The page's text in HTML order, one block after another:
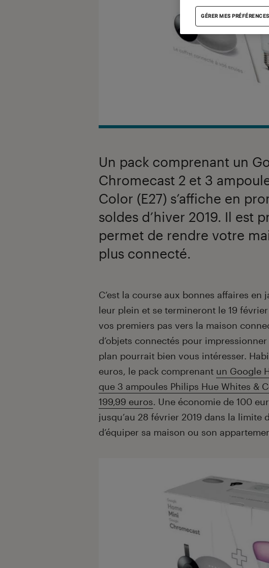
Un pack comprenant un
Chromecast 2 et 3
Color (E27) s’affiche en
soldes d’hiver 2019. Il est
permet de rendre votre
plus connecté.
Introduction
C’est la course aux bonnes affaires
leur plein et se termineront le 19
vos premiers pas vers la maison
d’objets connectés pour
plan pourrait bien vous intéresser.
euros, le pack comprenant un Google
que 3 ampoules Philips Hue Whites &
199,99 euros. Une économie de 100
jusqu’au 28 février 2019 dans la
d’équiper sa maison ou son
GÉRER MES PRÉFÉRENCES